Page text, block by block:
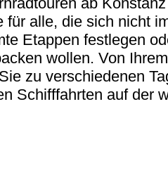
für alle, die sich nicht
Etappen festlegen
wollen. Von
zu verschiedenen
Schifffahrten auf der